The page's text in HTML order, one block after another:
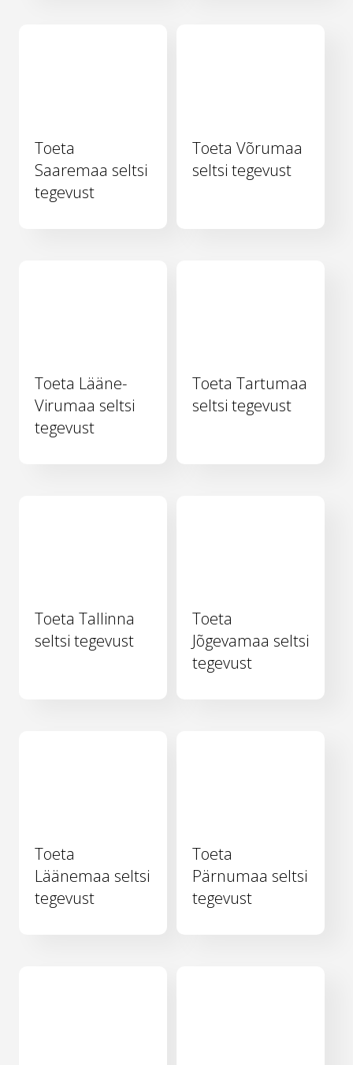
Toeta
Saaremaa seltsi
tegevust
Toeta Võrumaa
seltsi tegevust
Toeta Lääne-
Virumaa seltsi
tegevust
Toeta Tartumaa
seltsi tegevust
Toeta Tallinna
seltsi tegevust
Toeta
Jõgevamaa seltsi
tegevust
Toeta
Läänemaa seltsi
tegevust
Toeta
Pärnumaa seltsi
tegevust